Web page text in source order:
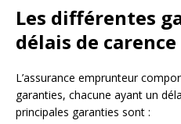
Les différentes
délais de carence
L’assurance emprunteur
garanties, chacune ayant un
principales garanties sont :